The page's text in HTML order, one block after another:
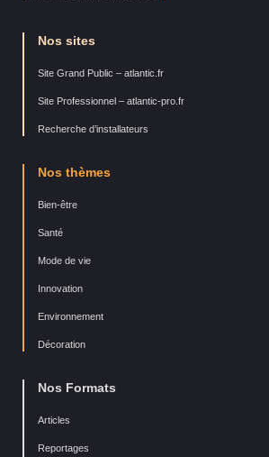
Nos sites
Site Grand Public – atlantic.fr
Site Professionnel – atlantic-pro.fr
Recherche d’installateurs
Nos thèmes
Bien-être
Santé
Mode de vie
Innovation
Environnement
Décoration
Nos Formats
Articles
Reportages